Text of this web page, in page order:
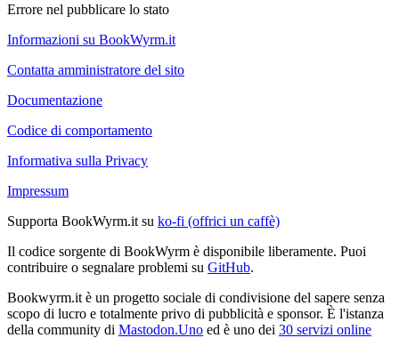
Errore nel pubblicare lo stato
Informazioni su BookWyrm.it
Contatta amministratore del sito
Documentazione
Codice di comportamento
Informativa sulla Privacy
Impressum
Supporta BookWyrm.it su ko-fi (offrici un caffè)
Il codice sorgente di BookWyrm è disponibile liberamente. Puoi
contribuire o segnalare problemi su GitHub.
Bookwyrm.it è un progetto sociale di condivisione del sapere senza
scopo di lucro e totalmente privo di pubblicità e sponsor. È l'istanza
della community di Mastodon.Uno ed è uno dei 30 servizi online